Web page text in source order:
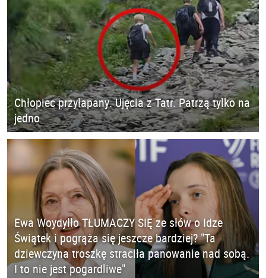
Chłopiec przyłapany. Ujęcia z Tatr. Patrzą tylko na
jedno
Ewa Woydyłło TŁUMACZY SIĘ ze słów o Idze
Świątek i pogrąża się jeszcze bardziej? "Ta
dziewczyna troszkę straciła panowanie nad sobą.
I to nie jest pogardliwe"